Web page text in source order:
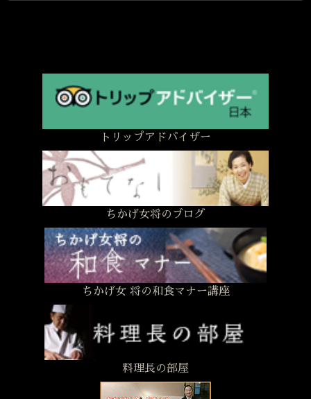
トリップアドバイザー
ちかげ女将のブログ
ちかげ女 将の和食マナー講座
料理長の部屋